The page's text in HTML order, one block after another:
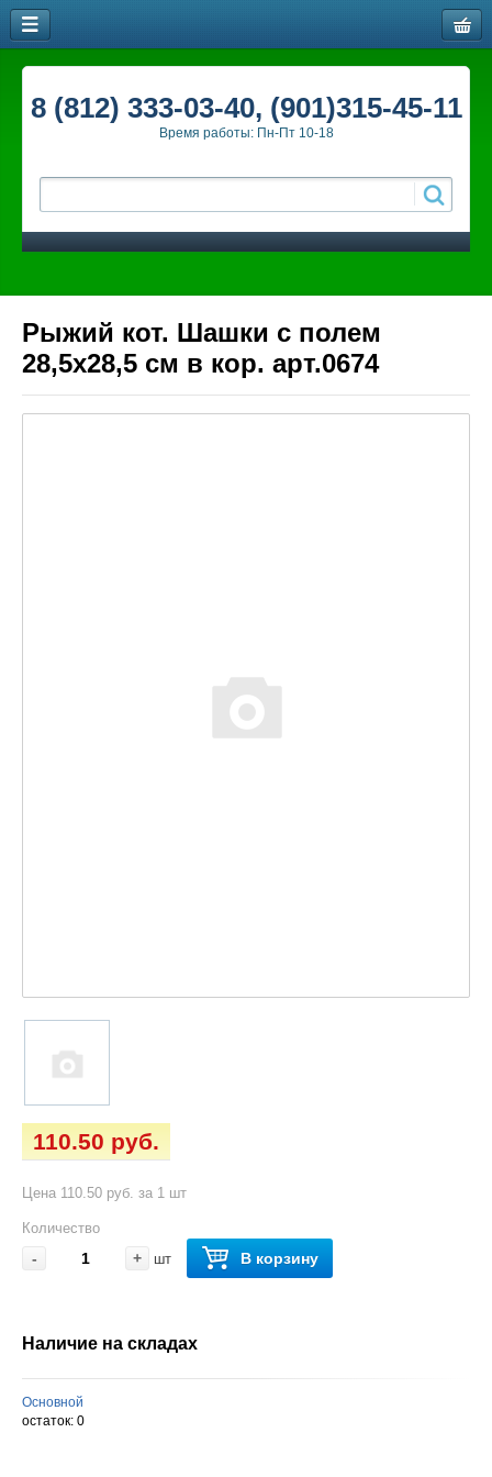
8 (812) 333-03-40, (901)315-45-11
Время работы: Пн-Пт 10-18
Рыжий кот. Шашки с полем
28,5х28,5 см в кор. арт.0674
110.50 руб.
Цена 110.50 руб. за 1 шт
Количество
- + шт В корзину
Наличие на складах
Основной
остаток: 0